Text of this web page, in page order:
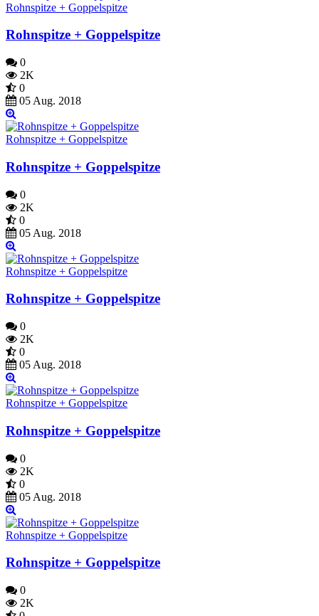
Rohnspitze + Goppelspitze
Rohnspitze + Goppelspitze
0
2K
0
05 Aug. 2018
Rohnspitze + Goppelspitze
Rohnspitze + Goppelspitze
0
2K
0
05 Aug. 2018
Rohnspitze + Goppelspitze
Rohnspitze + Goppelspitze
0
2K
0
05 Aug. 2018
Rohnspitze + Goppelspitze
Rohnspitze + Goppelspitze
0
2K
0
05 Aug. 2018
Rohnspitze + Goppelspitze
Rohnspitze + Goppelspitze
0
2K